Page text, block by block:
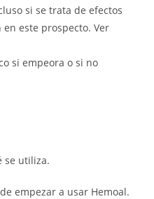
si se trata de efectos
este prospecto. Ver
si empeora o si no
se utiliza.
empezar a usar Hemoal.